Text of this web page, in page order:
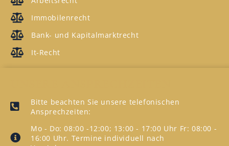
Immobilenrecht
Bank- und Kapitalmarktrecht
It-Recht
Bitte beachten Sie unsere telefonischen
Ansprechzeiten:
Mo - Do: 08:00 -12:00; 13:00 - 17:00 Uhr Fr: 08:00 -
16:00 Uhr. Termine individuell nach